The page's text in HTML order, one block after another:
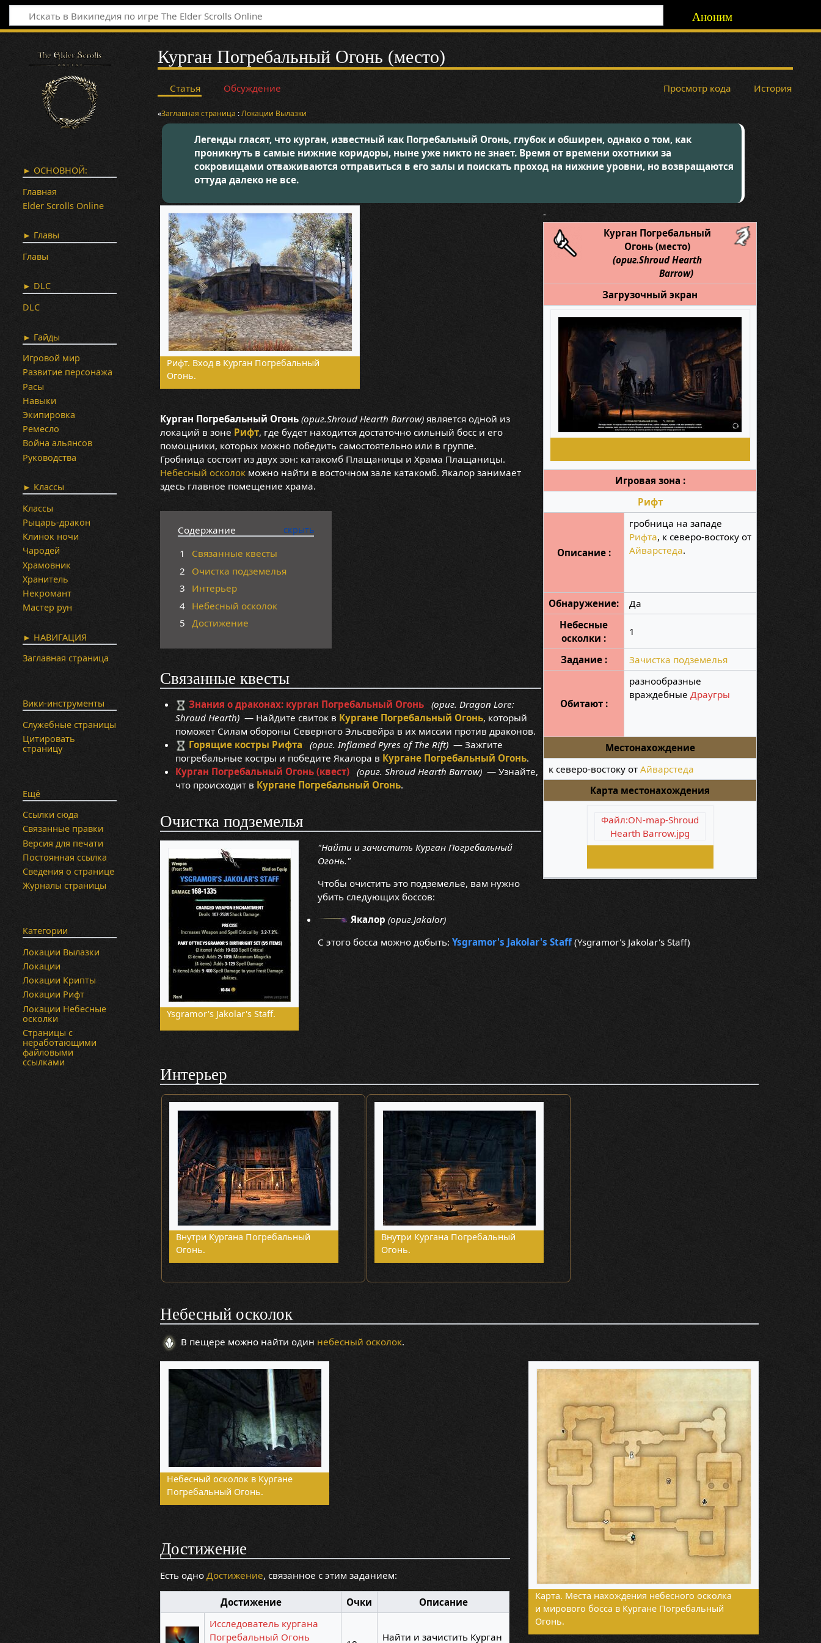
Аноним
Курган Погребальный Огонь (место)
Статья Обсуждение Просмотр кода История
«Заглавная страница :Локации Вылазки
Легенды гласят, что курган, известный как Погребальный Огонь, глубок и обширен, однако о том, как
проникнуть в самые нижние коридоры, ныне уже никто не знает. Время от времени охотники за
сокровищами отваживаются отправиться в его залы и поискать проход на нижние уровни, но возвращаются
оттуда далеко не все.
-
Курган Погребальный
Огонь (место)
(ориг.Shroud Hearth
Barrow)
Загрузочный экран
Игровая зона :
Рифт
Описание :
гробница на западе
Рифта, к северо-востоку от
Айварстеда.
Обнаружение:
Да
Небесные
осколки :
1
Задание : Зачистка подземелья
Обитают :
разнообразные
враждебные Драугры
Местонахождение
к северо-востоку от Айварстеда
Карта местонахождения
Файл:ON-map-Shroud
Hearth Barrow.jpg
Рифт. Вход в Курган Погребальный
Огонь.
Курган Погребальный Огонь (ориг.Shroud Hearth Barrow) является одной из
локаций в зоне Рифт, где будет находится достаточно сильный босс и его
помощники, которых можно победить самостоятельно или в группе.
Гробница состоит из двух зон: катакомб Плащаницы и Храма Плащаницы.
Небесный осколок можно найти в восточном зале катакомб. Якалор занимает
здесь главное помещение храма.
Содержание
1
Связанные квесты
2
Очистка подземелья
3
Интерьер
4 Небесный осколок
5
Достижение
Связанные квесты
Знания о драконах: курган Погребальный Огонь
(ориг. Dragon Lore:
Shroud Hearth)— Найдите свиток в Кургане Погребальный Огонь, который
поможет Силам обороны Северного Эльсвейра в их миссии против драконов.
Горящие костры Рифта
(ориг. Inflamed Pyres of The Rift)— Зажгите
погребальные костры и победите Якалора в Кургане Погребальный Огонь.
Курган Погребальный Огонь (квест)
(ориг. Shroud Hearth Barrow)— Узнайте,
что происходит в Кургане Погребальный Огонь.
Очистка подземелья
Ysgramor's Jakolar's Staff.
"Найти и зачистить Курган Погребальный
Огонь."
Чтобы очистить это подземелье, вам нужно
убить следующих боссов:
Якалор (ориг.Jakalor)
С этого босса можно добыть: Ysgramor's Jakolar's Staff(Ysgramor's Jakolar's Staff)
Интерьер
Внутри Кургана Погребальный
Огонь.
Внутри Кургана Погребальный
Огонь.
Небесный осколок
В пещере можно найти один небесный осколок.
Небесный осколок в Кургане
Погребальный Огонь.
Карта. Места нахождения небесного осколка
и мирового босса в Кургане Погребальный
Огонь.
Достижение
Есть одно Достижение, связанное с этим заданием:
Достижение Очки
Описание
Исследователь кургана
Погребальный Огонь
Найти и зачистить Курган
► ОСНОВНОЙ:
Главная
Elder Scrolls Online
► Главы
Главы
► DLC
DLC
► Гайды
Игровой мир
Развитие персонажа
Расы
Навыки
Экипировка
Ремесло
Война альянсов
Руководства
► Классы
Классы
Рыцарь-дракон
Клинок ночи
Чародей
Храмовник
Хранитель
Некромант
Мастер рун
► НАВИГАЦИЯ
Заглавная страница
Вики-инструменты
Служебные страницы
Цитировать
страницу
Ещё
Ссылки сюда
Связанные правки
Версия для печати
Постоянная ссылка
Сведения о странице
Журналы страницы
Категории
Локации Вылазки
Локации
Локации Крипты
Локации Рифт
Локации Небесные
осколки
Страницы с
неработающими
файловыми
ссылками